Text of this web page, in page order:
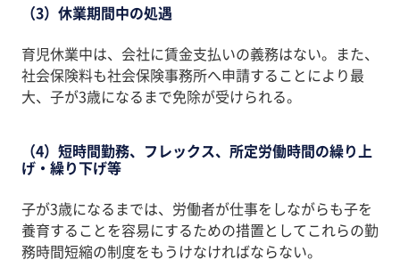
（3）休業期間中の処遇
育児休業中は、会社に賃金支払いの義務はない。また、
社会保険料も社会保険事務所へ申請することにより最
大、子が3歳になるまで免除が受けられる。
（4）短時間勤務、フレックス、所定労働時間の繰り上
げ・繰り下げ等
子が3歳になるまでは、労働者が仕事をしながらも子を
養育することを容易にするための措置としてこれらの勤
務時間短縮の制度をもうけなければならない。